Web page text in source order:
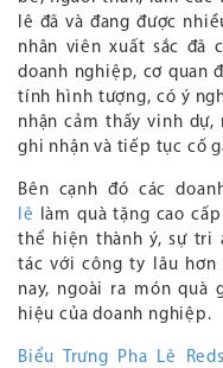
lê đã và đang được
nhân viên xuất sắc đã
doanh nghiệp, cơ quan
tính hình tượng, có ý
nhận cảm thấy vinh dự,
ghi nhận và tiếp tục cố
Bên cạnh đó các
lê làm quà tặng cao
thể hiện thành ý, sự tri
tác với công ty lâu
nay, ngoài ra món quà
hiệu của doanh nghiệp.
Biểu Trưng Pha Lê